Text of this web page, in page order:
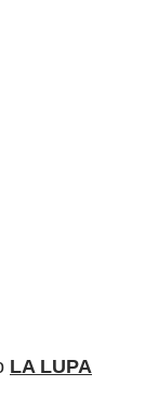
LA LUPA